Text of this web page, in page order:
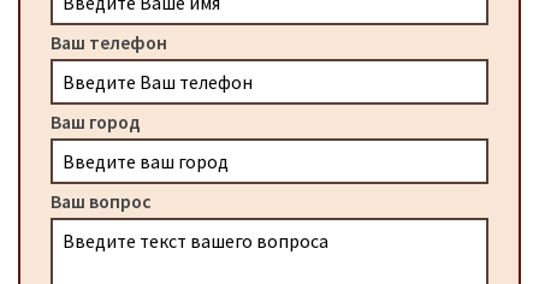
Ваш телефон
Ваш город
Ваш вопрос